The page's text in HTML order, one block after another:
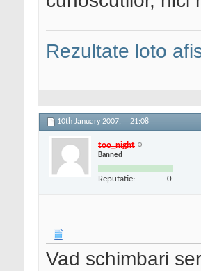
Rezultate loto
10th January 2007, 21:08
too_night
Banned
Reputatie: 0
Vad schimbari